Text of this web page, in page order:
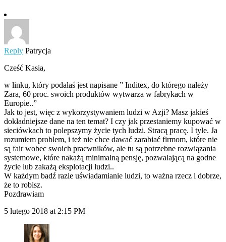
Reply Patrycja
Cześć Kasia,
w linku, który podałaś jest napisane ” Inditex, do którego należy
Zara, 60 proc. swoich produktów wytwarza w fabrykach w
Europie..”
Jak to jest, więc z wykorzystywaniem ludzi w Azji? Masz jakieś
dokładniejsze dane na ten temat? I czy jak przestaniemy kupować w
sieciówkach to polepszymy życie tych ludzi. Stracą pracę. I tyle. Ja
rozumiem problem, i też nie chce dawać zarabiać firmom, które nie
są fair wobec swoich pracwników, ale tu są potrzebne rozwiązania
systemowe, które nakażą minimalną pensję, pozwalającą na godne
życie lub zakażą eksplotacji ludzi..
W każdym badź razie uświadamianie ludzi, to ważna rzecz i dobrze,
że to robisz.
Pozdrawiam
5 lutego 2018 at 2:15 PM